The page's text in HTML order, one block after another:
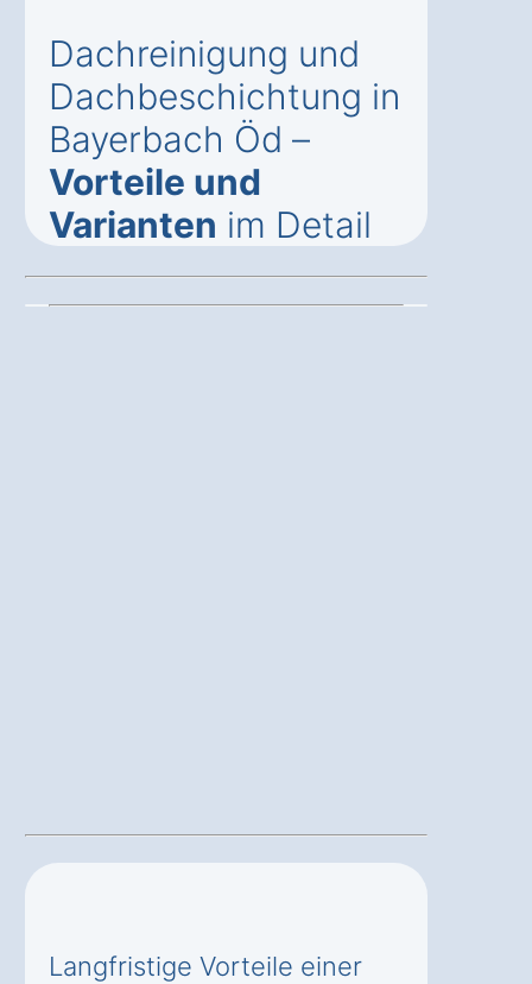
Dachreinigung und
Dachbeschichtung in
Bayerbach Öd –
Vorteile und
Varianten im Detail
Langfristige Vorteile einer